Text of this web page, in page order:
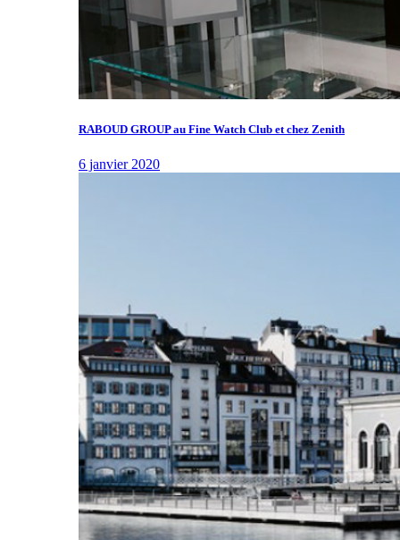
RABOUD GROUP au Fine Watch Club et chez Zenith
6 janvier 2020